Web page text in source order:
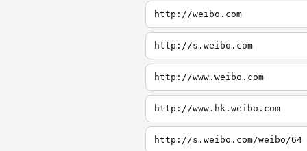
http://weibo.com
http://s.weibo.com
http://www.weibo.com
http://www.hk.weibo.com
http://s.weibo.com/weibo/64